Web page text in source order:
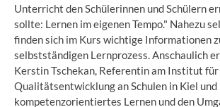
Unterricht den Schülerinnen und Schülern
sollte: Lernen im eigenen Tempo." Nahezu
finden sich im Kurs wichtige Informationen
selbstständigen Lernprozess. Anschaulich
Kerstin Tschekan, Referentin am Institut für
Qualitätsentwicklung an Schulen in Kiel
kompetenzorientiertes Lernen und den